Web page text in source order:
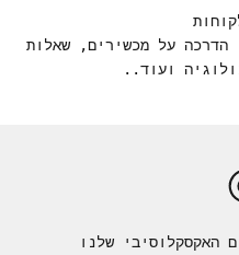
הדרכה על מכשירים, שאלות
ועוד..
האקסקלוסיבי שלנו